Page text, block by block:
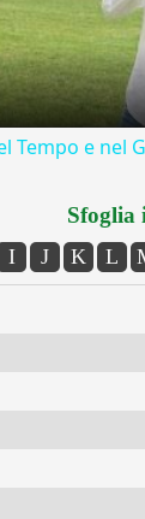
Tempo e nel
Sfoglia
I J K L